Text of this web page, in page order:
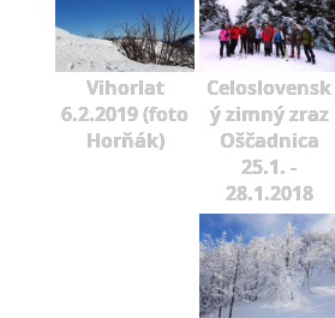
Vihorlat
6.2.2019 (foto
Horňák)
Celoslovensk
ý zimný zraz
Oščadnica
25.1. -
28.1.2018